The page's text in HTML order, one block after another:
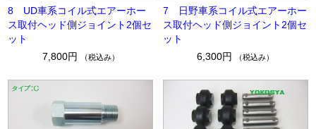
8 UD車系コイル式エアーホー
ス取付ヘッド側ジョイント2個セ
ット
7,800円
（税込み）
7 日野車系コイル式エアーホー
ス取付ヘッド側ジョイント2個セ
ット
6,300円
（税込み）